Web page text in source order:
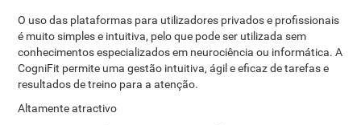
O uso das plataformas para utilizadores privados e profissionais
é muito simples e intuitiva, pelo que pode ser utilizada sem
conhecimentos especializados em neurociência ou informática. A
CogniFit permite uma gestão intuitiva, ágil e eficaz de tarefas e
resultados de treino para a atenção.
Altamente atractivo